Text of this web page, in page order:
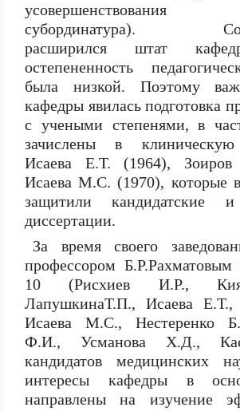
субординатура).
расширился штат
остепененность
была низкой. Поэтому
кафедры явилась подготовка
с учеными степенями, в
зачислены в клиническую
Исаева Е.Т. (1964),
Исаева М.С. (1970), которые в
защитили кандидатские и
диссертации.
За время своего
профессором Б.Р.Рахматовым
10 (Рисхиев И.Р.,
ЛапушкинаТ.П., Исаева
Исаева М.С., Нестеренко
Ф.И., Усманова Х.Д.,
кандидатов медицинских
интересы кафедры в
направлены на изучение